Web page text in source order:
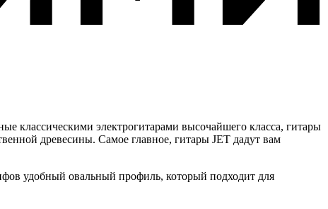
классическими электрогитарами высочайшего класса, гитары
древесины. Самое главное, гитары JET дадут вам
удобный овальный профиль, который подходит для